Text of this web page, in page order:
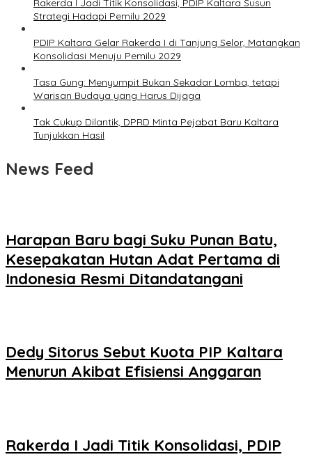
Rakerda I Jadi Titik Konsolidasi, PDIP Kaltara Susun
Strategi Hadapi Pemilu 2029
PDIP Kaltara Gelar Rakerda I di Tanjung Selor, Matangkan
Konsolidasi Menuju Pemilu 2029
Tasa Gung: Menyumpit Bukan Sekadar Lomba, tetapi
Warisan Budaya yang Harus Dijaga
Tak Cukup Dilantik, DPRD Minta Pejabat Baru Kaltara
Tunjukkan Hasil
News Feed
Harapan Baru bagi Suku Punan Batu,
Kesepakatan Hutan Adat Pertama di
Indonesia Resmi Ditandatangani
Dedy Sitorus Sebut Kuota PIP Kaltara
Menurun Akibat Efisiensi Anggaran
Rakerda I Jadi Titik Konsolidasi, PDIP